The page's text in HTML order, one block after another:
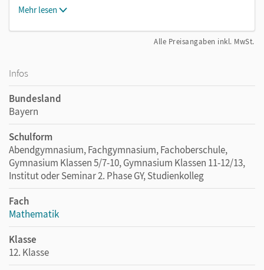
Mehr lesen
Alle Preisangaben inkl. MwSt.
Infos
Bundesland
Bayern
Schulform
Abendgymnasium, Fachgymnasium, Fachoberschule,
Gymnasium Klassen 5/7-10, Gymnasium Klassen 11-12/13,
Institut oder Seminar 2. Phase GY, Studienkolleg
Fach
Mathematik
Klasse
12. Klasse